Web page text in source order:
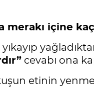
merakı içine
cevabı ona
etinin